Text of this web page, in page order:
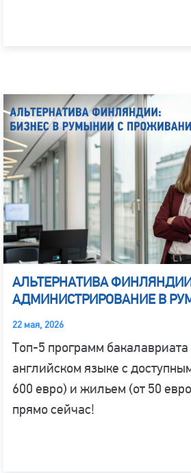
АЛЬТЕРНАТИВА
АДМИНИСТРИРОВАНИЕ В
22 мая, 2026
Топ-5 программ
английском языке с
600 евро) и жильем (от 50
прямо сейчас!